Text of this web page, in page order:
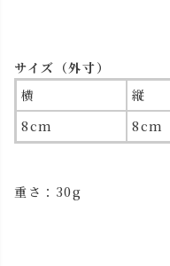
サイズ（外寸）
横
縦
8cm
8cm
重さ：30g